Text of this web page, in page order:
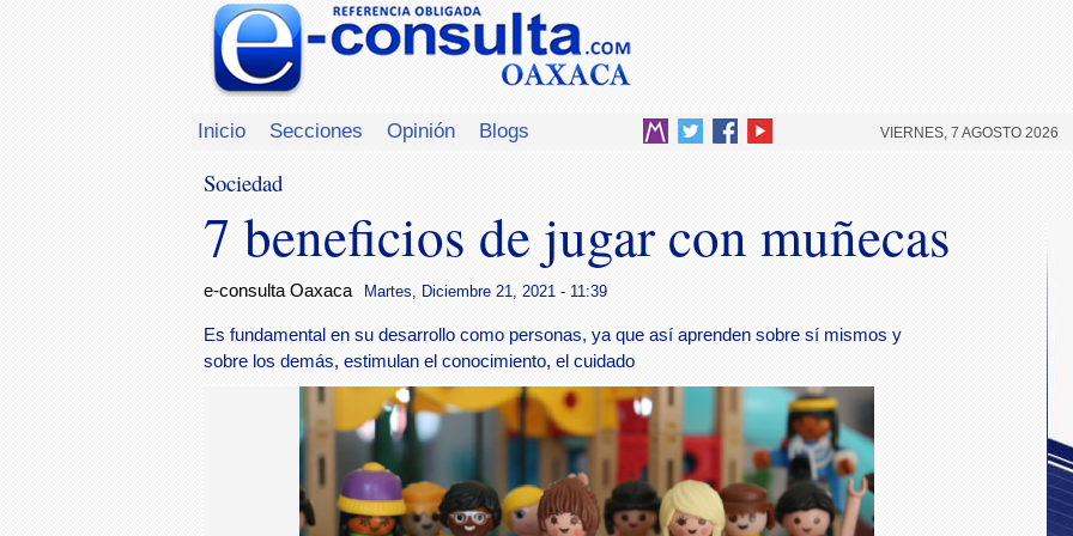
Inicio Secciones Opinión Blogs VIERNES, 7 AGOSTO 2026
Sociedad
7 beneficios de jugar con muñecas
e-consulta Oaxaca Martes, Diciembre 21, 2021 - 11:39
Es fundamental en su desarrollo como personas, ya que así aprenden sobre sí mismos y
sobre los demás, estimulan el conocimiento, el cuidado